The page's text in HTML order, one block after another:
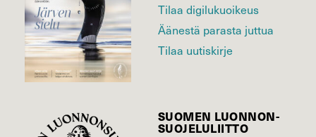
Tilaa digilukuoikeus
Äänestä parasta juttua
Tilaa uutiskirje
SUOMEN LUONNON­
SUOJELU­LIITTO